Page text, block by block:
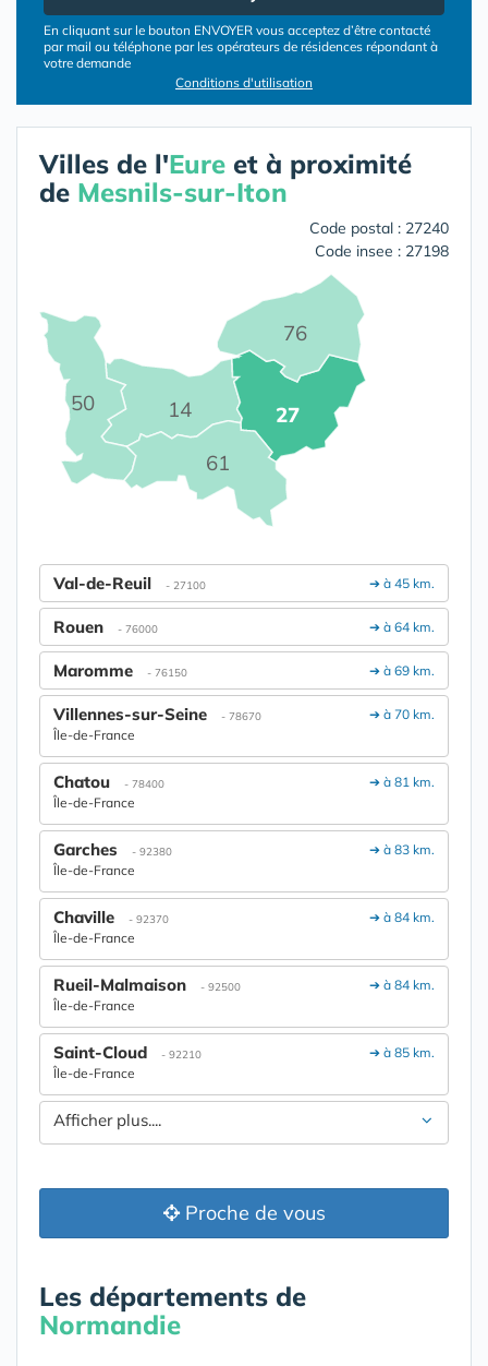
En cliquant sur le bouton ENVOYER vous acceptez d’être contacté
par mail ou téléphone par les opérateurs de résidences répondant à
votre demande
Conditions d'utilisation
Villes de l'Eure et à proximité
de Mesnils-sur-Iton
Code postal : 27240
Code insee : 27198
14 27
50
61
76
➔ à 45 km.
Val-de-Reuil - 27100
➔ à 64 km.
Rouen - 76000
➔ à 69 km.
Maromme - 76150
➔ à 70 km.
Villennes-sur-Seine - 78670
Île-de-France
➔ à 81 km.
Chatou - 78400
Île-de-France
➔ à 83 km.
Garches - 92380
Île-de-France
➔ à 84 km.
Chaville - 92370
Île-de-France
➔ à 84 km.
Rueil-Malmaison - 92500
Île-de-France
➔ à 85 km.
Saint-Cloud - 92210
Île-de-France
Afficher plus....
Proche de vous
Les départements de
Normandie